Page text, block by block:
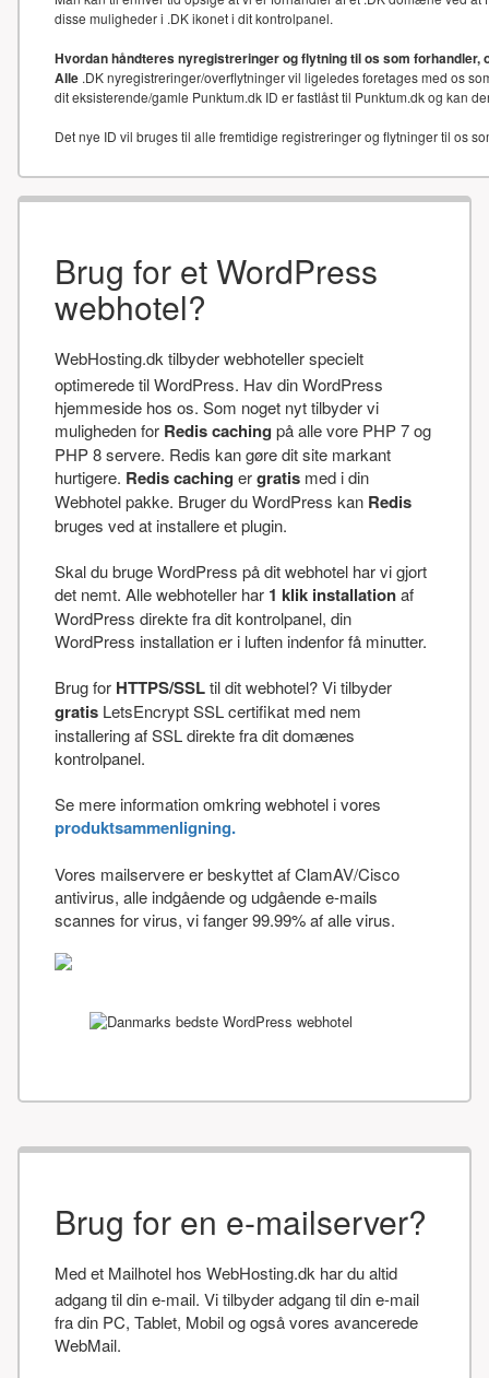
disse muligheder i .DK ikonet i dit kontrolpanel.
Hvordan håndteres nyregistreringer og flytning til os som
Alle .DK nyregistreringer/overflytninger vil ligeledes foretages med os
dit eksisterende/gamle Punktum.dk ID er fastlåst til Punktum.dk og kan
Det nye ID vil bruges til alle fremtidige registreringer og flytninger til os
Brug for et WordPress
webhotel?
WebHosting.dk tilbyder webhoteller specielt
optimerede til WordPress. Hav din WordPress
hjemmeside hos os. Som noget nyt tilbyder vi
muligheden for Redis caching på alle vore PHP 7 og
PHP 8 servere. Redis kan gøre dit site markant
hurtigere. Redis caching ergratis med i din
Webhotel pakke. Bruger du WordPress kan Redis
bruges ved at installere et plugin.
Skal du bruge WordPress på dit webhotel har vi gjort
det nemt. Alle webhoteller har 1 klik installationaf
WordPress direkte fra dit kontrolpanel, din
WordPress installation er i luften indenfor få minutter.
Brug for HTTPS/SSLtil dit webhotel? Vi tilbyder
gratis LetsEncrypt SSL certifikat med nem
installering af SSL direkte fra dit domænes
kontrolpanel.
Se mere information omkring webhotel i vores
produktsammenligning.
Vores mailservere er beskyttet af ClamAV/Cisco
antivirus, alle indgående og udgående e-mails
scannes for virus, vi fanger 99.99% af alle virus.
Brug for en e-mailserver?
Med et Mailhotel hos WebHosting.dk har du altid
adgang til din e-mail. Vi tilbyder adgang til din e-mail
fra din PC, Tablet, Mobil og også vores avancerede
WebMail.